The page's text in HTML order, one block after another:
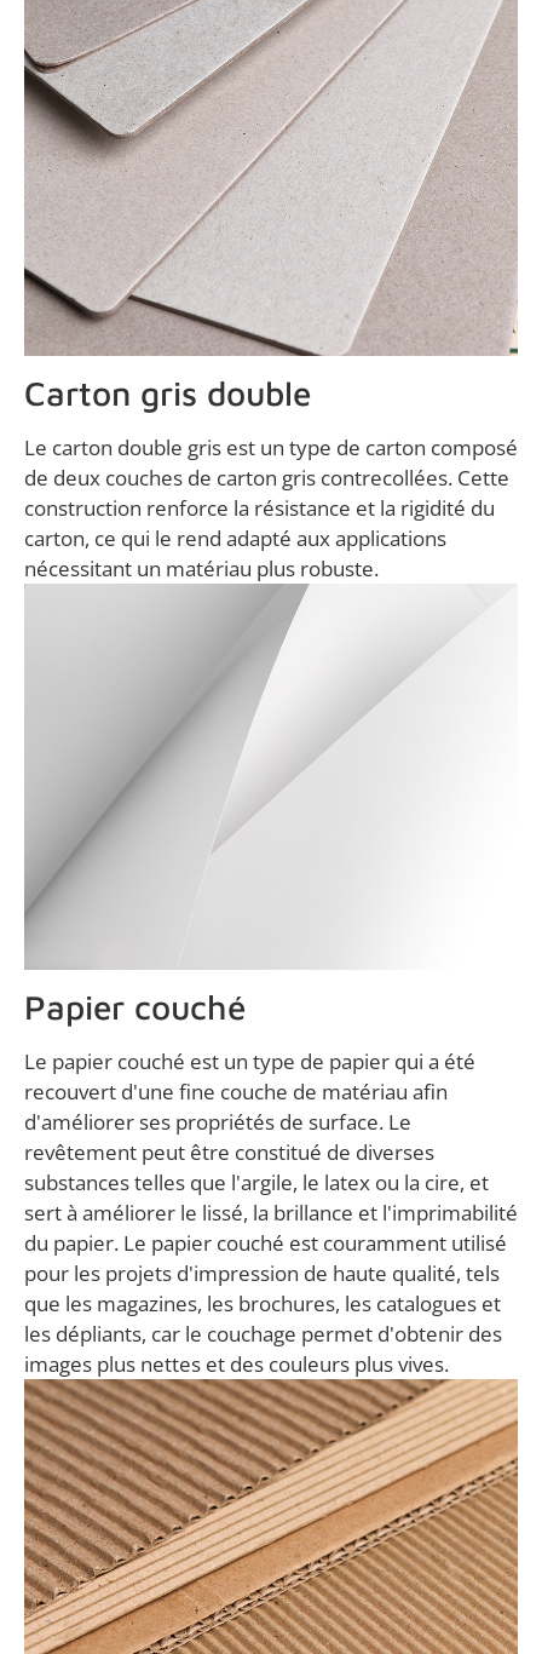
Carton gris double
Le carton double gris est un type de carton composé
de deux couches de carton gris contrecollées. Cette
construction renforce la résistance et la rigidité du
carton, ce qui le rend adapté aux applications
nécessitant un matériau plus robuste.
Papier couché
Le papier couché est un type de papier qui a été
recouvert d'une fine couche de matériau afin
d'améliorer ses propriétés de surface. Le
revêtement peut être constitué de diverses
substances telles que l'argile, le latex ou la cire, et
sert à améliorer le lissé, la brillance et l'imprimabilité
du papier. Le papier couché est couramment utilisé
pour les projets d'impression de haute qualité, tels
que les magazines, les brochures, les catalogues et
les dépliants, car le couchage permet d'obtenir des
images plus nettes et des couleurs plus vives.